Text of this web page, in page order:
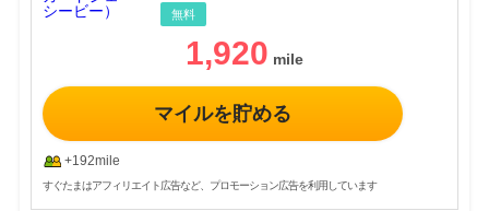
無料
1,920
マイルを貯める
+192mile
すぐたまはアフィリエイト広告など、プロモーション広告を利用しています